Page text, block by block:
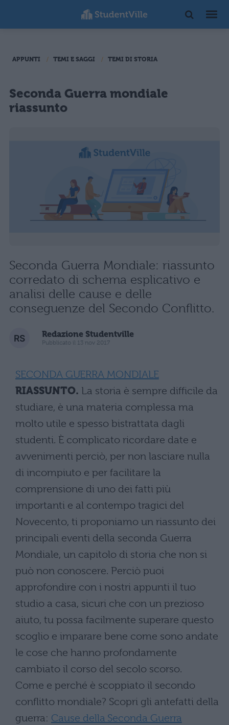
APPUNTI TEMI E SAGGI TEMI DI STORIA
Seconda Guerra mondiale
riassunto
Seconda Guerra Mondiale: riassunto
corredato di schema esplicativo e
analisi delle cause e delle
conseguenze del Secondo Conflitto.
Redazione Studentville
Pubblicato il 13 nov 2017
SECONDA GUERRA MONDIALE
RIASSUNTO. La storia è sempre difficile da
studiare, è una materia complessa ma
molto utile e spesso bistrattata dagli
studenti. È complicato ricordare date e
avvenimenti perciò, per non lasciare nulla
di incompiuto e per facilitare la
comprensione di uno dei fatti più
importanti e al contempo tragici del
Novecento, ti proponiamo un riassunto dei
principali eventi della seconda Guerra
Mondiale, un capitolo di storia che non si
può non conoscere. Perciò puoi
approfondire con i nostri appunti il tuo
studio a casa, sicuri che con un prezioso
aiuto, tu possa facilmente superare questo
scoglio e imparare bene come sono andate
le cose che hanno profondamente
cambiato il corso del secolo scorso.
Come e perché è scoppiato il secondo
conflitto mondiale? Scopri gli antefatti della
guerra: Cause della Seconda Guerra